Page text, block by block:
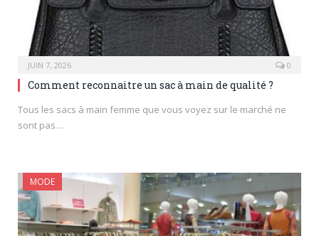
JUIN 7, 2026 0
Comment reconnaitre un sac à main de qualité ?
Tous les sacs à main femme que vous voyez sur le marché ne
sont pas…
MODE